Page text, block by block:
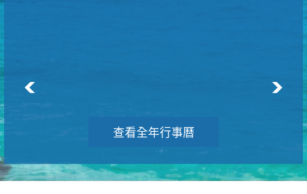
查看全年行事曆